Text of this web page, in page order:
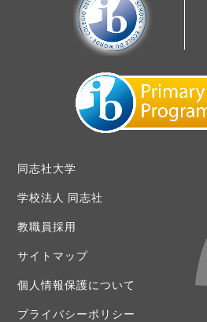
同志社大学
学校法人 同志社
教職員採用
サイトマップ
個人情報保護について
プライバシーポリシー